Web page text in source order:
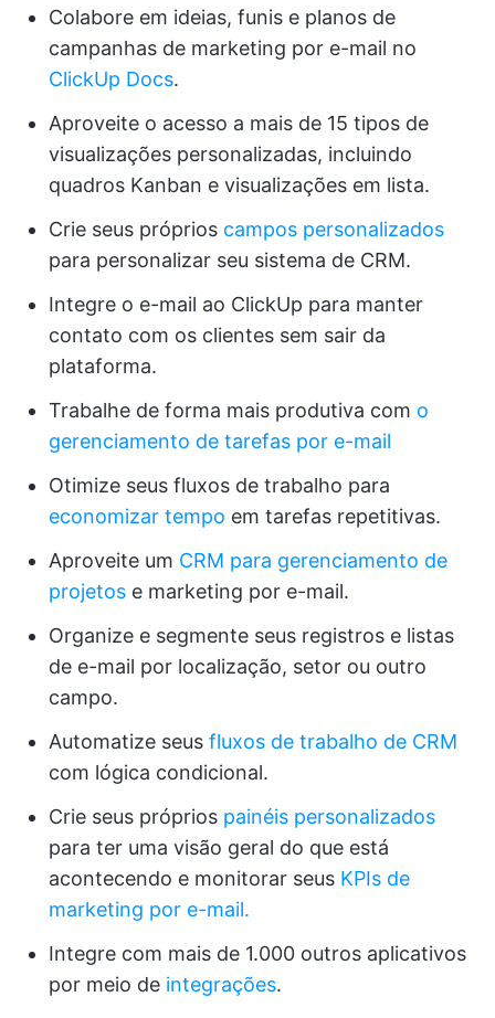
Colabore em ideias, funis e planos de
campanhas de marketing por e-mail no
ClickUp Docs.
Aproveite o acesso a mais de 15 tipos de
visualizações personalizadas, incluindo
quadros Kanban e visualizações em lista.
Crie seus próprios campos personalizados
para personalizar seu sistema de CRM.
Integre o e-mail ao ClickUp para manter
contato com os clientes sem sair da
plataforma.
Trabalhe de forma mais produtiva com o
gerenciamento de tarefas por e-mail
Otimize seus fluxos de trabalho para
economizar tempo em tarefas repetitivas.
Aproveite um CRM para gerenciamento de
projetos e marketing por e-mail.
Organize e segmente seus registros e listas
de e-mail por localização, setor ou outro
campo.
Automatize seus fluxos de trabalho de CRM
com lógica condicional.
Crie seus próprios painéis personalizados
para ter uma visão geral do que está
acontecendo e monitorar seus KPIs de
marketing por e-mail.
Integre com mais de 1.000 outros aplicativos
por meio de integrações.